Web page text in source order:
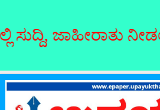
ನೀಡಲು ಸಂಪರ್ಕಿಸಿ: